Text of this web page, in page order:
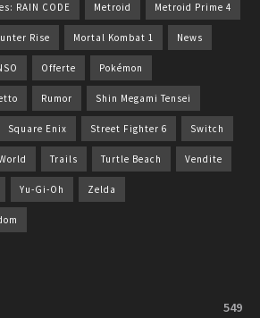
RAIN CODE Metroid Metroid Prime 4
Rise Mortal Kombat 1 News
Offerte Pokémon
Rumor Shin Megami Tensei
Square Enix Street Fighter 6 Switch
Trails Turtle Beach Vendite
Yu-Gi-Oh Zelda
549